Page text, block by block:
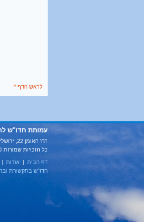
לראש הדף ^
עמותת חדו"ש
רח' האומן 22, ירושלים 93420 | דוא''ל:
כל הזכויות שמורות ©
דף הבית | אודות |
חדו"ש בתקשורת